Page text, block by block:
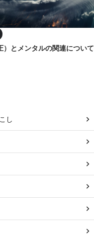
とメンタルの関連について
し